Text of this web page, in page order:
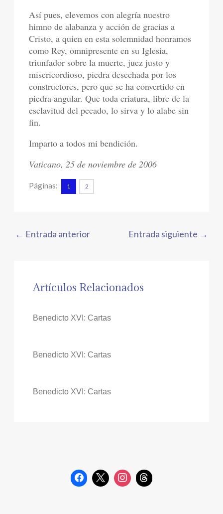
Así pues, elevemos con alegría nuestro
himno de alabanza y acción de gracias a
Cristo, a quien en esta solemnidad honramos
como Rey, omnipresente en su Iglesia,
triunfador sobre la muerte, juez justo y
misericordioso, piedra desechada por los
constructores, pero que se ha convertido en
piedra angular. Que toda criatura, libre de la
esclavitud del pecado, lo sirva y lo alabe sin
fin.
Imparto a todos mi bendición.
Vaticano, 25 de noviembre de 2006
Páginas: 1 2
← Entrada anterior Entrada siguiente →
Artículos Relacionados
Benedicto XVI: Cartas
Benedicto XVI: Cartas
Benedicto XVI: Cartas